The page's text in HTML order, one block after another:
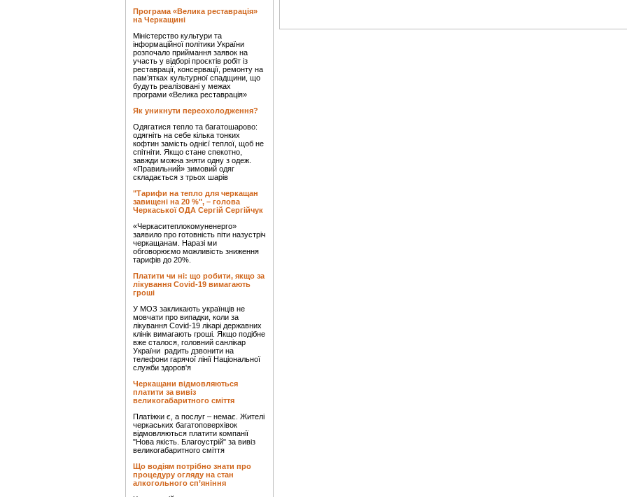
Програма «Велика реставрація»
на Черкащині
Міністерство культури та
інформаційної політики України
розпочало приймання заявок на
участь у відборі проєктів робіт із
реставрації, консервації, ремонту на
пам’ятках культурної спадщини, що
будуть реалізовані у межах
програми «Велика реставрація»
Як уникнути переохолодження?
Одягатися тепло та багатошарово:
одягніть на себе кілька тонких
кофтин замість однієї теплої, щоб не
спітніти. Якщо стане спекотно,
завжди можна зняти одну з одеж.
«Правильний» зимовий одяг
складається з трьох шарів
"Тарифи на тепло для черкащан
завищені на 20 %", – голова
Черкаської ОДА Сергій Сергійчук
«Черкаситеплокомуненерго»
заявило про готовність піти назустріч
черкащанам. Наразі ми
обговорюємо можливість зниження
тарифів до 20%.
Платити чи ні: що робити, якщо за
лікування Covid-19 вимагають
гроші
У МОЗ закликають українців не
мовчати про випадки, коли за
лікування Covid-19 лікарі державних
клінік вимагають гроші. Якщо подібне
вже сталося, головний санлікар
України радить дзвонити на
телефони гарячої лінії Національної
служби здоров'я
Черкащани відмовляються
платити за вивіз
великогабаритного сміття
Платіжки є, а послуг – немає. Жителі
черкаських багатоповерхівок
відмовляються платити компанії
"Нова якість. Благоустрій" за вивіз
великогабаритного сміття
Що водіям потрібно знати про
процедуру огляду на стан
алкогольного сп’яніння